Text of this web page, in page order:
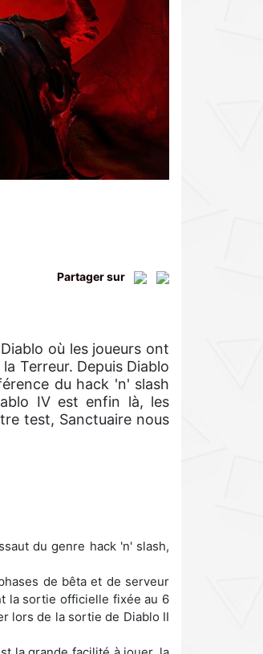
Partager sur
où les joueurs ont
Terreur. Depuis Diablo
du hack 'n' slash
IV est enfin là, les
test, Sanctuaire nous
du genre hack 'n' slash,
de bêta et de serveur
la sortie officielle fixée au 6
lors de la sortie de Diablo II